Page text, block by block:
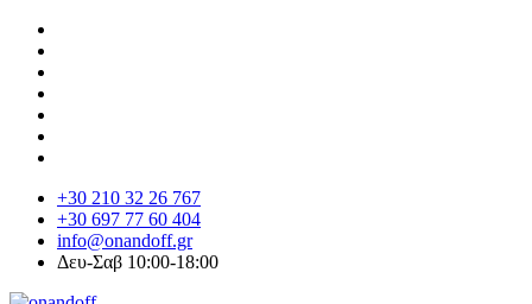
+30 210 32 26 767
+30 697 77 60 404
info@onandoff.gr
Δευ-Σαβ 10:00-18:00